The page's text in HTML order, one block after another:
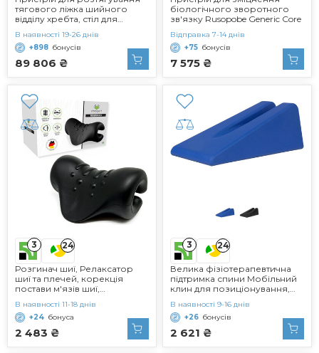
тягового ліжка шийного
відділу хребта, стіл для
поперекового відділу
хребта, масажні столи для
витягування, портативний
пристрій для розтягування
89 806 ₴
В наявності 19-26 днів
+898 бонусів
біологічного зворотного
зв'язку Rusopobe Generic Core
7 575 ₴
Відправка 7-14 днів
+75 бонусів
3 24
Розгинач шиї, Релаксатор
шиї та плечей, корекція
постави м'язів шиї,
тракційний пристрій для
полегшення болю при
головних болях та болях у
шиї
2 483 ₴
В наявності 11-18 днів
+24 бонуса
3 24
Велика фізіотерапевтична
підтримка спини Мобільний
клин для позиціонування,
2 621 ₴
В наявності 9-16 днів
+26 бонусів